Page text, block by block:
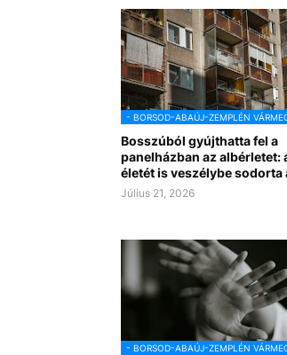
- BORSOD-ABAÚJ-ZEMPLÉN
Bosszúból gyújthatta fel a
panelházban az albérletet:
életét is veszélybe sodorta
Július 21, 2026
- BORSOD-ABAÚJ-ZEMPLÉN